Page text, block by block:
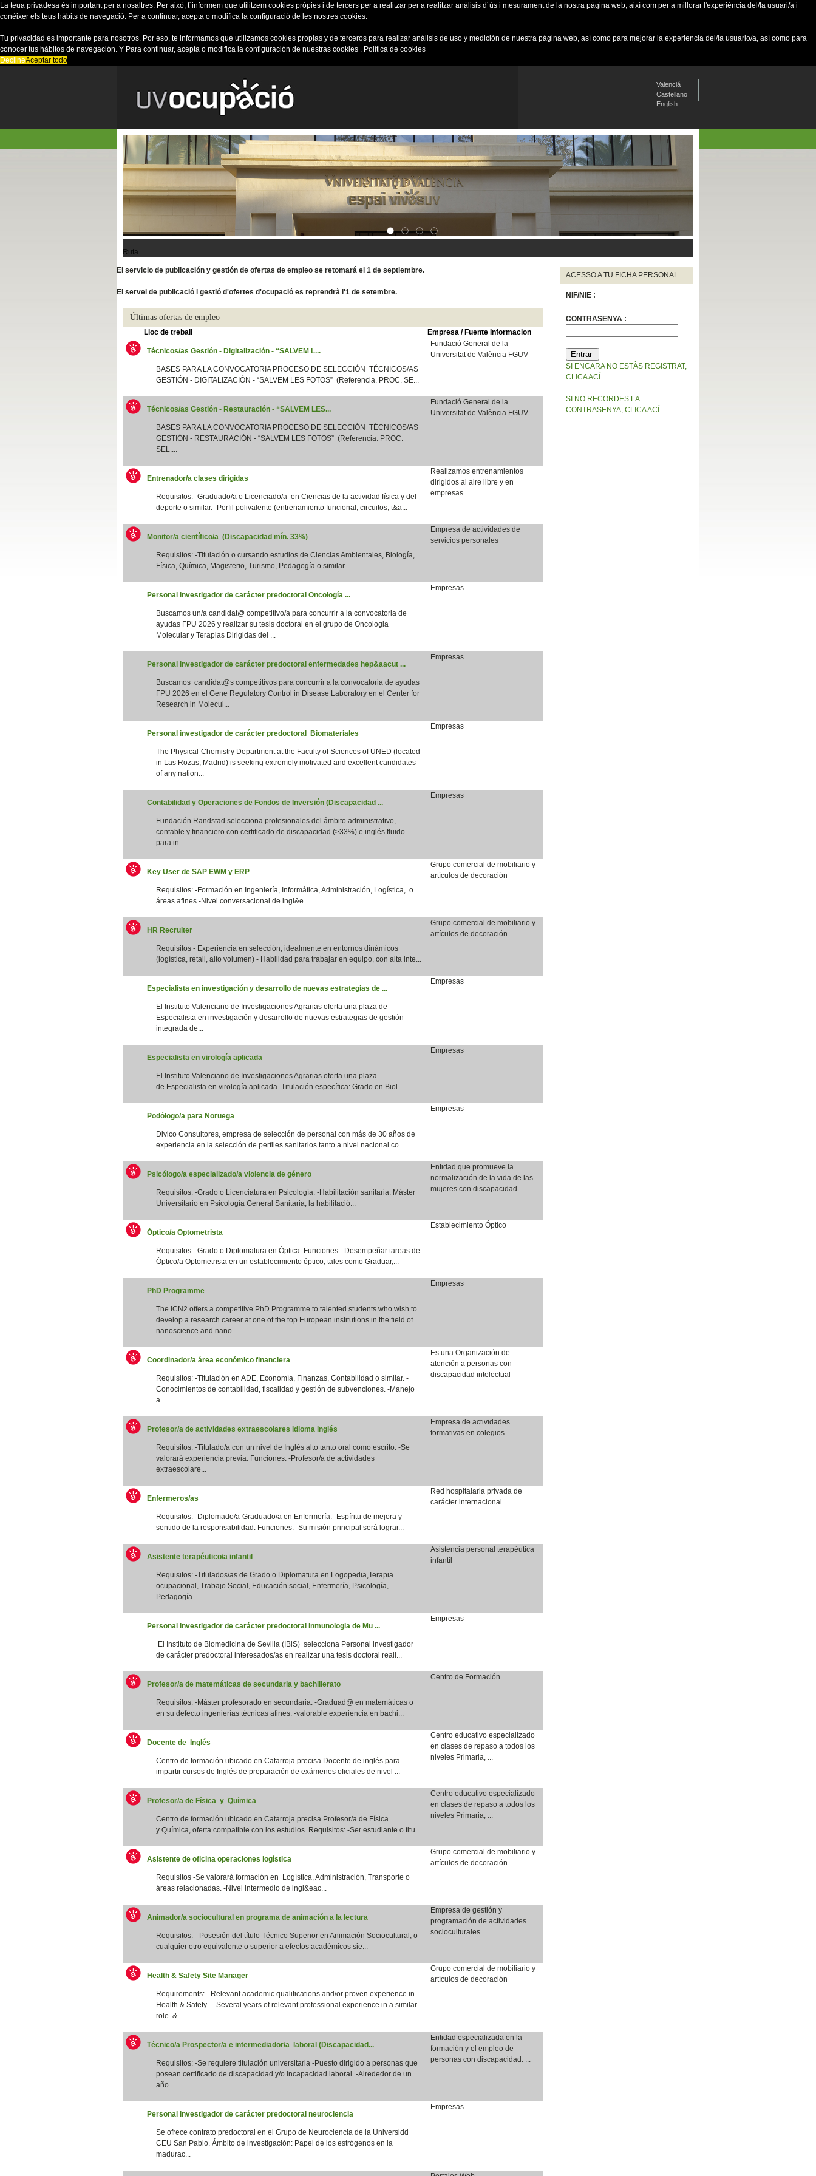
La teua privadesa és important per a nosaltres. Per això, t´informem que utilitzem cookies pròpies i de tercers per a realitzar per a realitzar anàlisis d´ús i mesurament de la nostra pàgina web, així com per a millorar l'experiència del/la usuari/a i
conèixer els teus hàbits de navegació. Per a continuar, acepta o modifica la configuració de les nostres cookies.
Tu privacidad es importante para nosotros. Por eso, te informamos que utilizamos cookies propias y de terceros para realizar análisis de uso y medición de nuestra página web, así como para mejorar la experiencia del/la usuario/a, así como para
conocer tus hábitos de navegación. Y Para continuar, acepta o modifica la configuración de nuestras cookies . Política de cookies
DeclineAceptar todo
Valenciá
Castellano
English
Ruta..
ACESSO A TU FICHA PERSONAL
NIF/NIE :
CONTRASENYA :
SI ENCARA NO ESTÀS REGISTRAT,
CLICA ACÍ
SI NO RECORDES LA
CONTRASENYA, CLICA ACÍ
El servicio de publicación y gestión de ofertas de empleo se retomará el 1 de septiembre.
El servei de publicació i gestió d'ofertes d'ocupació es reprendrà l'1 de setembre.
Últimas ofertas de empleo
Lloc de treball Empresa / Fuente Informacion
Técnicos/as Gestión - Digitalización - “SALVEM L...
BASES PARA LA CONVOCATORIA PROCESO DE SELECCIÓN TÉCNICOS/AS
GESTIÓN - DIGITALIZACIÓN - “SALVEM LES FOTOS” (Referencia. PROC. SE...
Fundació General de la
Universitat de València FGUV
Técnicos/as Gestión - Restauración - “SALVEM LES...
BASES PARA LA CONVOCATORIA PROCESO DE SELECCIÓN TÉCNICOS/AS
GESTIÓN - RESTAURACIÓN - “SALVEM LES FOTOS” (Referencia. PROC.
SEL....
Fundació General de la
Universitat de València FGUV
Entrenador/a clases dirigidas
Requisitos: -Graduado/a o Licenciado/a en Ciencias de la actividad física y del
deporte o similar. -Perfil polivalente (entrenamiento funcional, circuitos, t&a...
Realizamos entrenamientos
dirigidos al aire libre y en
empresas
Monitor/a científico/a (Discapacidad mín. 33%)
Requisitos: -Titulación o cursando estudios de Ciencias Ambientales, Biología,
Física, Química, Magisterio, Turismo, Pedagogía o similar. ...
Empresa de actividades de
servicios personales
Personal investigador de carácter predoctoral Oncología ...
Buscamos un/a candidat@ competitivo/a para concurrir a la convocatoria de
ayudas FPU 2026 y realizar su tesis doctoral en el grupo de Oncologia
Molecular y Terapias Dirigidas del ...
Empresas
Personal investigador de carácter predoctoral enfermedades hep&aacut ...
Buscamos candidat@s competitivos para concurrir a la convocatoria de ayudas
FPU 2026 en el Gene Regulatory Control in Disease Laboratory en el Center for
Research in Molecul...
Empresas
Personal investigador de carácter predoctoral Biomateriales
The Physical-Chemistry Department at the Faculty of Sciences of UNED (located
in Las Rozas, Madrid) is seeking extremely motivated and excellent candidates
of any nation...
Empresas
Contabilidad y Operaciones de Fondos de Inversión (Discapacidad ...
Fundación Randstad selecciona profesionales del ámbito administrativo,
contable y financiero con certificado de discapacidad (≥33%) e inglés fluido
para in...
Empresas
Key User de SAP EWM y ERP
Requisitos: -Formación en Ingeniería, Informática, Administración, Logística, o
áreas afines -Nivel conversacional de ingl&e...
Grupo comercial de mobiliario y
artículos de decoración
HR Recruiter
Requisitos - Experiencia en selección, idealmente en entornos dinámicos
(logística, retail, alto volumen) - Habilidad para trabajar en equipo, con alta inte...
Grupo comercial de mobiliario y
artículos de decoración
Especialista en investigación y desarrollo de nuevas estrategias de ...
El Instituto Valenciano de Investigaciones Agrarias oferta una plaza de
Especialista en investigación y desarrollo de nuevas estrategias de gestión
integrada de...
Empresas
Especialista en virología aplicada
El Instituto Valenciano de Investigaciones Agrarias oferta una plaza
de Especialista en virología aplicada. Titulación específica: Grado en Biol...
Empresas
Podólogo/a para Noruega
Divico Consultores, empresa de selección de personal con más de 30 años de
experiencia en la selección de perfiles sanitarios tanto a nivel nacional co...
Empresas
Psicólogo/a especializado/a violencia de género
Requisitos: -Grado o Licenciatura en Psicología. -Habilitación sanitaria: Máster
Universitario en Psicología General Sanitaria, la habilitació...
Entidad que promueve la
normalización de la vida de las
mujeres con discapacidad ...
Óptico/a Optometrista
Requisitos: -Grado o Diplomatura en Óptica. Funciones: -Desempeñar tareas de
Óptico/a Optometrista en un establecimiento óptico, tales como Graduar,...
Establecimiento Óptico
PhD Programme
The ICN2 offers a competitive PhD Programme to talented students who wish to
develop a research career at one of the top European institutions in the field of
nanoscience and nano...
Empresas
Coordinador/a área económico financiera
Requisitos: -Titulación en ADE, Economía, Finanzas, Contabilidad o similar. -
Conocimientos de contabilidad, fiscalidad y gestión de subvenciones. -Manejo
a...
Es una Organización de
atención a personas con
discapacidad intelectual
Profesor/a de actividades extraescolares idioma inglés
Requisitos: -Titulado/a con un nivel de Inglés alto tanto oral como escrito. -Se
valorará experiencia previa. Funciones: -Profesor/a de actividades
extraescolare...
Empresa de actividades
formativas en colegios.
Enfermeros/as
Requisitos: -Diplomado/a-Graduado/a en Enfermería. -Espíritu de mejora y
sentido de la responsabilidad. Funciones: -Su misión principal será lograr...
Red hospitalaria privada de
carácter internacional
Asistente terapéutico/a infantil
Requisitos: -Titulados/as de Grado o Diplomatura en Logopedia,Terapia
ocupacional, Trabajo Social, Educación social, Enfermería, Psicología,
Pedagogía...
Asistencia personal terapéutica
infantil
Personal investigador de carácter predoctoral Inmunologia de Mu ...
El Instituto de Biomedicina de Sevilla (IBiS) selecciona Personal investigador
de carácter predoctoral interesados/as en realizar una tesis doctoral reali...
Empresas
Profesor/a de matemáticas de secundaria y bachillerato
Requisitos: -Máster profesorado en secundaria. -Graduad@ en matemáticas o
en su defecto ingenierías técnicas afines. -valorable experiencia en bachi...
Centro de Formación
Docente de Inglés
Centro de formación ubicado en Catarroja precisa Docente de inglés para
impartir cursos de Inglés de preparación de exámenes oficiales de nivel ...
Centro educativo especializado
en clases de repaso a todos los
niveles Primaria, ...
Profesor/a de Física y Química
Centro de formación ubicado en Catarroja precisa Profesor/a de Física
y Química, oferta compatible con los estudios. Requisitos: -Ser estudiante o titu...
Centro educativo especializado
en clases de repaso a todos los
niveles Primaria, ...
Asistente de oficina operaciones logística
Requisitos -Se valorará formación en Logística, Administración, Transporte o
áreas relacionadas. -Nivel intermedio de ingl&eac...
Grupo comercial de mobiliario y
artículos de decoración
Animador/a sociocultural en programa de animación a la lectura
Requisitos: - Posesión del título Técnico Superior en Animación Sociocultural, o
cualquier otro equivalente o superior a efectos académicos sie...
Empresa de gestión y
programación de actividades
socioculturales
Health & Safety Site Manager
Requirements: - Relevant academic qualifications and/or proven experience in
Health & Safety. - Several years of relevant professional experience in a similar
role. &...
Grupo comercial de mobiliario y
artículos de decoración
Técnico/a Prospector/a e intermediador/a laboral (Discapacidad...
Requisitos: -Se requiere titulación universitaria -Puesto dirigido a personas que
posean certificado de discapacidad y/o incapacidad laboral. -Alrededor de un
año...
Entidad especializada en la
formación y el empleo de
personas con discapacidad. ...
Personal investigador de carácter predoctoral neurociencia
Se ofrece contrato predoctoral en el Grupo de Neurociencia de la Universidd
CEU San Pablo. Ámbito de investigación: Papel de los estrógenos en la
madurac...
Empresas